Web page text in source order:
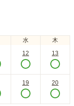
水 木
12 13
19 20